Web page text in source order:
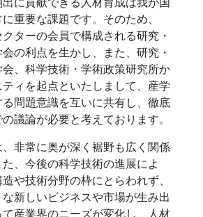
重要な課題です。そのため、
ターの会員で構成される研究・
の利点を生かし、また、研究・
、科学技術・学術政策研究所か
ィを起点といたしまして、産学
問題意識を互いに共有し、徹底
議論が必要と考えております。
非常に奥が深く裾野も広く関係
、今後の科学技術の進展によ
や技術分野の枠にとらわれず、
新しいビジネスや市場が生み出
産業界のニーズが変化し、人材